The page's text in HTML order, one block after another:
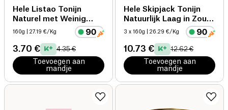
Hele Listao Tonijn
Naturel met Weinig
Zout
160g | 27.19 €/Kg
3.70 € 4.35 €
Toevoegen aan
mandje
Hele Skipjack Tonijn
Natuurlijk Laag in Zout
Set
3 x 160g | 26.29 €/Kg
10.73 € 12.62 €
Toevoegen aan
mandje